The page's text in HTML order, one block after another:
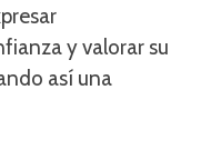
y valorar su
así una